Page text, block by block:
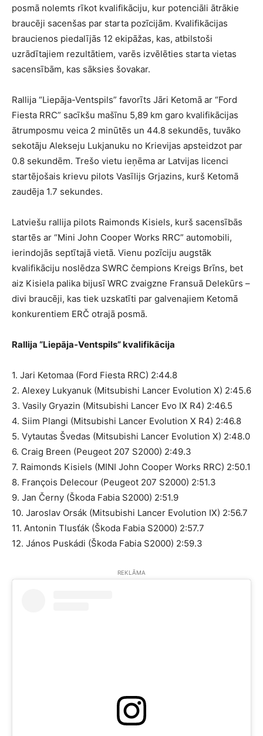
posmā nolemts rīkot kvalifikāciju, kur potenciāli ātrākie
braucēji sacenšas par starta pozīcijām. Kvalifikācijas
braucienos piedalījās 12 ekipāžas, kas, atbilstoši
uzrādītajiem rezultātiem, varēs izvēlēties starta vietas
sacensībām, kas sāksies šovakar.
Rallija “Liepāja-Ventspils” favorīts Jāri Ketomā ar “Ford
Fiesta RRC” sacīkšu mašīnu 5,89 km garo kvalifikācijas
ātrumposmu veica 2 minūtēs un 44.8 sekundēs, tuvāko
sekotāju Alekseju Lukjanuku no Krievijas apsteidzot par
0.8 sekundēm. Trešo vietu ieņēma ar Latvijas licenci
startējošais krievu pilots Vasīlijs Grjazins, kurš Ketomā
zaudēja 1.7 sekundes.
Latviešu rallija pilots Raimonds Kisiels, kurš sacensībās
startēs ar “Mini John Cooper Works RRC” automobili,
ierindojās septītajā vietā. Vienu pozīciju augstāk
kvalifikāciju noslēdza SWRC čempions Kreigs Brīns, bet
aiz Kisiela palika bijusī WRC zvaigzne Fransuā Delekūrs –
divi braucēji, kas tiek uzskatīti par galvenajiem Ketomā
konkurentiem ERČ otrajā posmā.
Rallija “Liepāja-Ventspils” kvalifikācija
1. Jari Ketomaa (Ford Fiesta RRC) 2:44.8
2. Alexey Lukyanuk (Mitsubishi Lancer Evolution X) 2:45.6
3. Vasily Gryazin (Mitsubishi Lancer Evo IX R4) 2:46.5
4. Siim Plangi (Mitsubishi Lancer Evolution X R4) 2:46.8
5. Vytautas Švedas (Mitsubishi Lancer Evolution X) 2:48.0
6. Craig Breen (Peugeot 207 S2000) 2:49.3
7. Raimonds Kisiels (MINI John Cooper Works RRC) 2:50.1
8. François Delecour (Peugeot 207 S2000) 2:51.3
9. Jan Černy (Škoda Fabia S2000) 2:51.9
10. Jaroslav Orsák (Mitsubishi Lancer Evolution IX) 2:56.7
11. Antonin Tlusťák (Škoda Fabia S2000) 2:57.7
12. János Puskádi (Škoda Fabia S2000) 2:59.3
REKLĀMA